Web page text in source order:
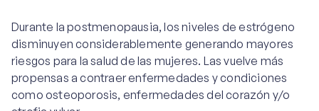
Educación al Paciente
Ginecología
Ginecología y Obstetricia
Durante la postmenopausia, los niveles de estrógeno
disminuyen considerablemente generando mayores
riesgos para la salud de las mujeres. Las vuelve más
propensas a contraer enfermedades y condiciones
como osteoporosis, enfermedades del corazón y/o